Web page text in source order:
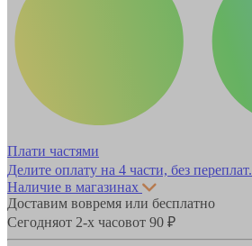
Плати частями
Делите оплату на 4 части, без переплат.
Наличие в магазинах
Доставим вовремя или бесплатно
Сегодняот 2-х часовот 90 ₽